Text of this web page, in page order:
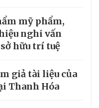
mỹ phẩm,
nghi vấn
hữu trí tuệ
giả tài liệu của
Thanh Hóa